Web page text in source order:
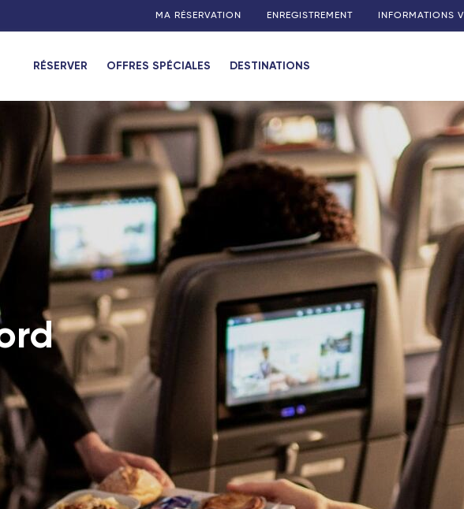
MA RÉSERVATION ENREGISTREMENT INFORMATIONS
principal
RÉSERVER OFFRES SPÉCIALES DESTINATIONS